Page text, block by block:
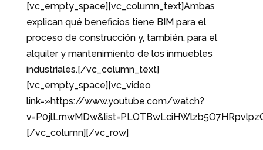
[vc_empty_space][vc_column_text]Ambas
explican qué beneficios tiene BIM para el
proceso de construcción y, también, para el
alquiler y mantenimiento de los inmuebles
industriales.[/vc_column_text]
[vc_empty_space][vc_video
link=»https://www.youtube.com/watch?
[/vc_column][/vc_row]